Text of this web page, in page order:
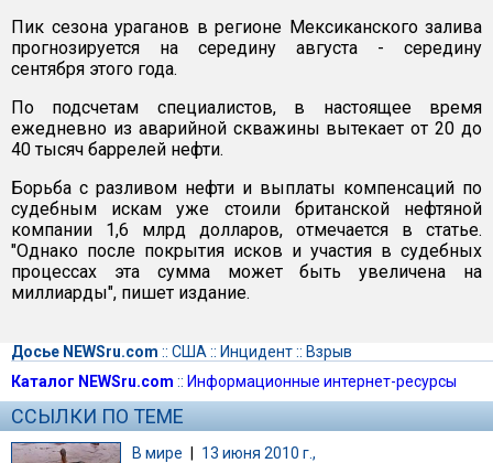
Пик сезона ураганов в регионе Мексиканского залива
прогнозируется на середину августа - середину
сентября этого года.
По подсчетам специалистов, в настоящее время
ежедневно из аварийной скважины вытекает от 20 до
40 тысяч баррелей нефти.
Борьба с разливом нефти и выплаты компенсаций по
судебным искам уже стоили британской нефтяной
компании 1,6 млрд долларов, отмечается в статье.
"Однако после покрытия исков и участия в судебных
процессах эта сумма может быть увеличена на
миллиарды", пишет издание.
Досье NEWSru.com :: США :: Инцидент:: Взрыв
Каталог NEWSru.com :: Информационные интернет-ресурсы
ССЫЛКИ ПО ТЕМЕ
В мире | 13 июня 2010 г.,